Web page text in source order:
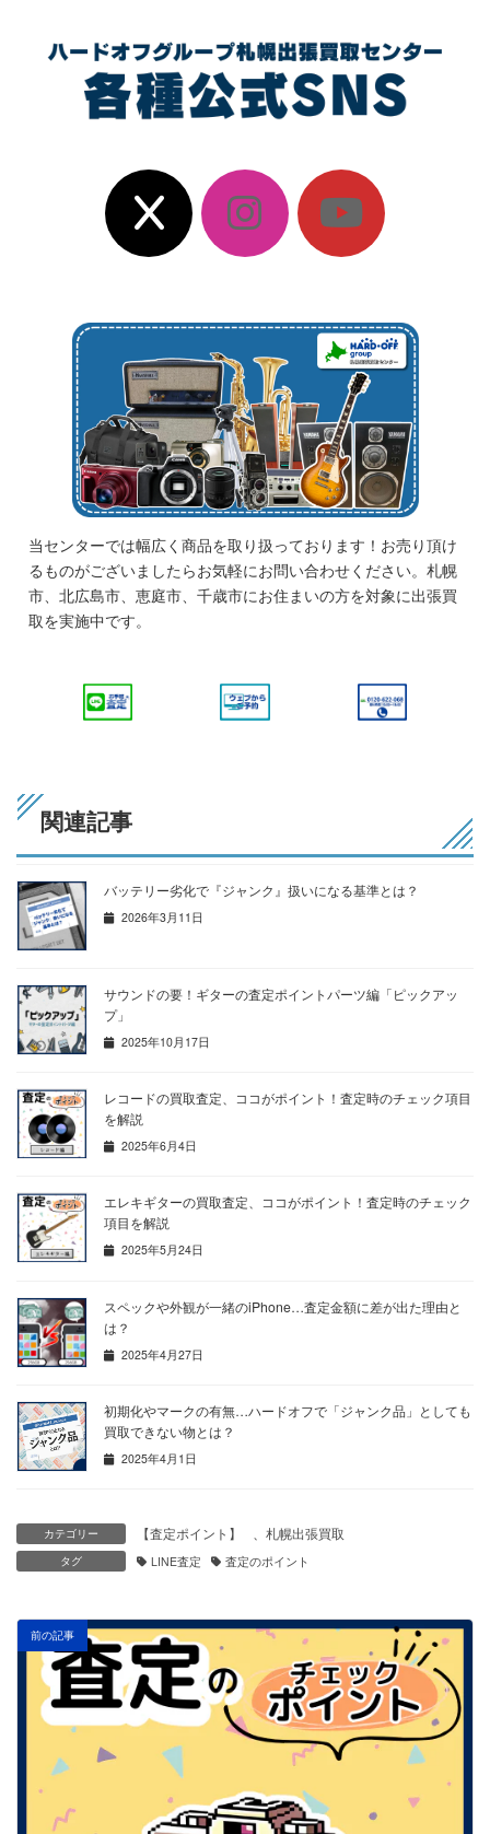
当センターでは幅広く商品を取り扱っております！お売り頂け
るものがございましたらお気軽にお問い合わせください。札幌
市、北広島市、恵庭市、千歳市にお住まいの方を対象に出張買
取を実施中です。
関連記事
バッテリー劣化で『ジャンク』扱いになる基準とは？
2026年3月11日
サウンドの要！ギターの査定ポイントパーツ編「ピックアッ
プ」
2025年10月17日
レコードの買取査定、ココがポイント！査定時のチェック項目
を解説
2025年6月4日
エレキギターの買取査定、ココがポイント！査定時のチェック
項目を解説
2025年5月24日
スペックや外観が一緒のiPhone…査定金額に差が出た理由と
は？
2025年4月27日
初期化やマークの有無…ハードオフで「ジャンク品」としても
買取できない物とは？
2025年4月1日
カテゴリー 【査定ポイント】 札幌出張買取
タグ LINE査定 査定のポイント
前の記事